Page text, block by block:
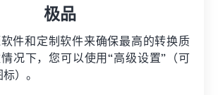
极品
件和定制软件来确保最高的转换质
况下，您可以使用“高级设置”（可
）。